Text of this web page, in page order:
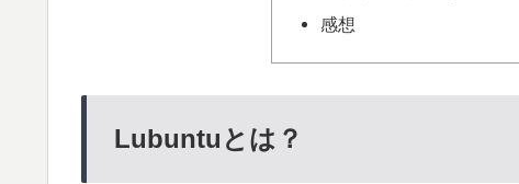
感想
Lubuntuとは？